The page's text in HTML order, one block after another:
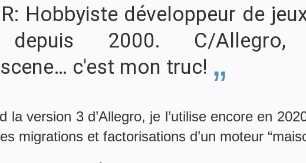
Hobbyiste développeur de
2000. C/Allegro,
c'est mon truc!
la version 3 d’Allegro, je l’utilise encore en
migrations et factorisations d’un moteur